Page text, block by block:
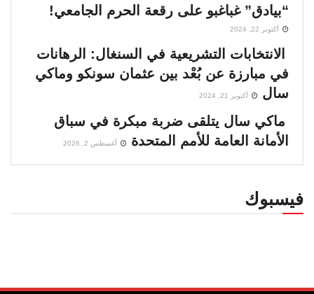
“بيادق” غباغبو على رقعة الحرم الجامعي!
أكتوبر 22, 2024
الانتخابات التشريعية في السنغال: الرهانات
في مبارزة عن بُعْد بين عثمان سونكو وماكي
سال
أكتوبر 21, 2024
ماكي سال يتلقى ضربة مبكرة في سباق
الأمانة العامة للأمم المتحدة
أغسطس 2, 2026
فيسبوك